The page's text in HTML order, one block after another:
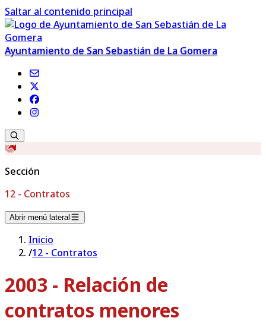
Saltar al contenido principal
Ayuntamiento de San Sebastián de La Gomera
Sección
12 - Contratos
Abrir menú lateral
Inicio
/12 - Contratos
2003 - Relación de
contratos menores